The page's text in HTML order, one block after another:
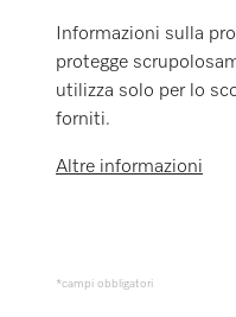
Informazioni sulla
protegge
utilizza solo per lo
forniti.
Altre informazioni
*campi obbligatori